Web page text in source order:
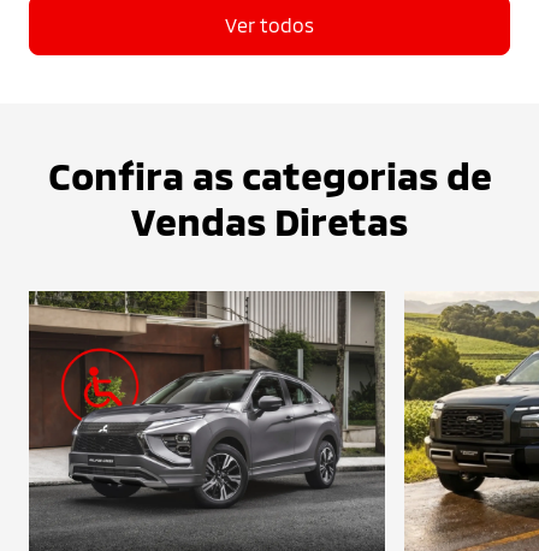
Ver todos
Confira as categorias de
Vendas Diretas